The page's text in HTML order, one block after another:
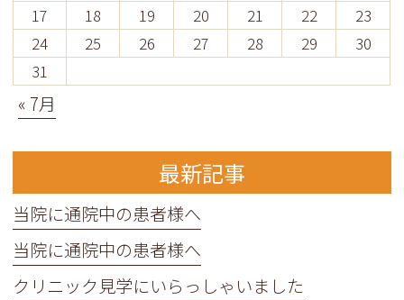
17
18 19 20 21 22
23
24
25 26 27 28 29
30
31
« 7月
最新記事
当院に通院中の患者様へ
当院に通院中の患者様へ
クリニック見学にいらっしゃいました